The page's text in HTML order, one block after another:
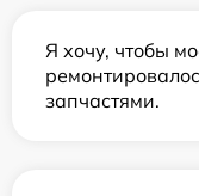
Я хочу, чтобы
запчастями.